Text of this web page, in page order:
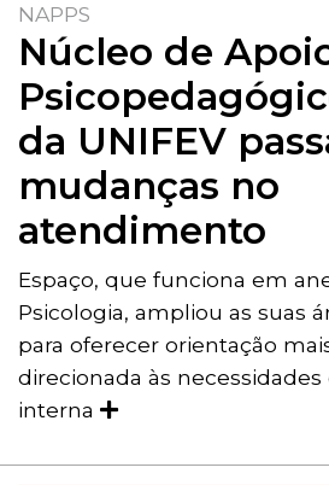
NAPPS
Núcleo de
da UNIFEV
mudanças no
atendimento
Espaço, que funciona em
Psicologia, ampliou as suas
para oferecer orientação
direcionada às
interna